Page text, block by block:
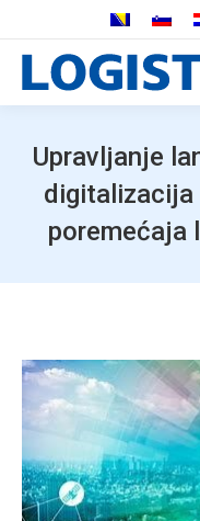
Upravljanje
digitalizacija
poremećaja